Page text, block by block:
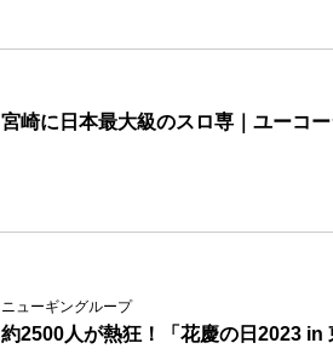
宮崎に日本最大級のスロ専｜ユーコ
ニューギングループ
約2500人が熱狂！「花慶の日2023 in